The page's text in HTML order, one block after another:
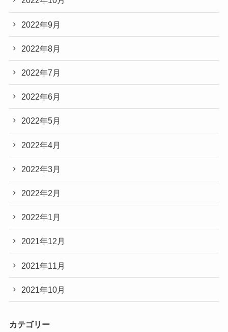
2022年9月
2022年8月
2022年7月
2022年6月
2022年5月
2022年4月
2022年3月
2022年2月
2022年1月
2021年12月
2021年11月
2021年10月
カテゴリー